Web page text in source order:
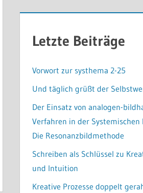
Letzte Beiträge
Vorwort zur systhema 2-25
Und täglich grüßt der
Der Einsatz von analogen-
Verfahren in der Systemischen
Die Resonanzbildmethode
Schreiben als Schlüssel zu
und Intuition
Kreative Prozesse doppelt